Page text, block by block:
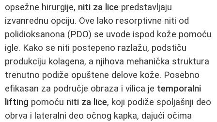
opsežne hirurgije, niti za lice predstavljaju
izvanrednu opciju. Ove lako resorptivne niti od
polidioksanona (PDO) se uvode ispod kože pomoću
igle. Kako se niti postepeno razlažu, podstiču
produkciju kolagena, a njihova mehanička struktura
trenutno podiže opuštene delove kože. Posebno
efikasan za područje obraza i vilica je temporalni
lifting pomoću niti za lice, koji podiže spoljašnji deo
obrva i lateralni deo očnog kapka, dajući očima